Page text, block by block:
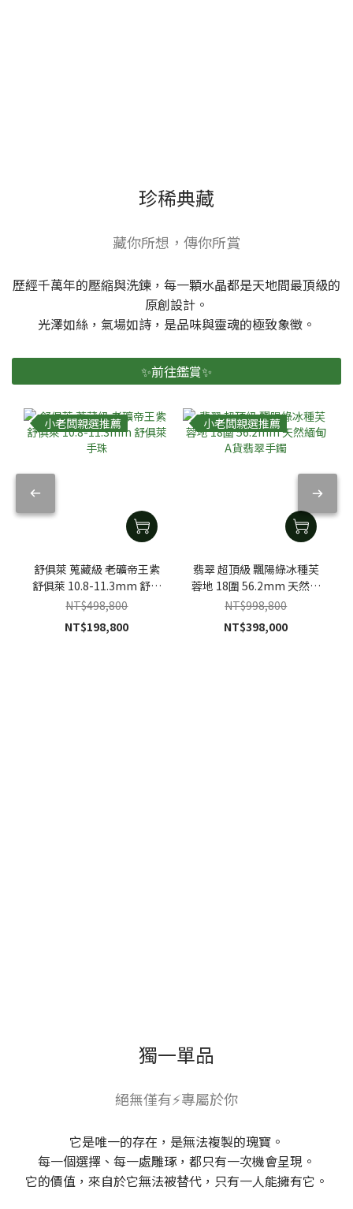
珍稀典藏
藏你所想，傳你所賞
歷經千萬年的壓縮與洗鍊，每一顆水晶都是天地間最頂級的
原創設計。
光澤如絲，氣場如詩，是品味與靈魂的極致象徵。
✨前往鑑賞✨
小老闆親選推薦
舒俱萊 蒐藏級 老礦帝王紫
舒俱萊 10.8-11.3mm 舒俱
萊手珠
NT$498,800
NT$198,800
小老闆親選推薦
翡翠 超頂級 飄陽綠冰種芙
蓉地 18圍 56.2mm 天然緬
甸A貨翡翠手鐲
NT$998,800
NT$398,000
獨一單品
絕無僅有⚡專屬於你
它是唯一的存在，是無法複製的瑰寶。
每一個選擇、每一處雕琢，都只有一次機會呈現。
它的價值，來自於它無法被替代，只有一人能擁有它。